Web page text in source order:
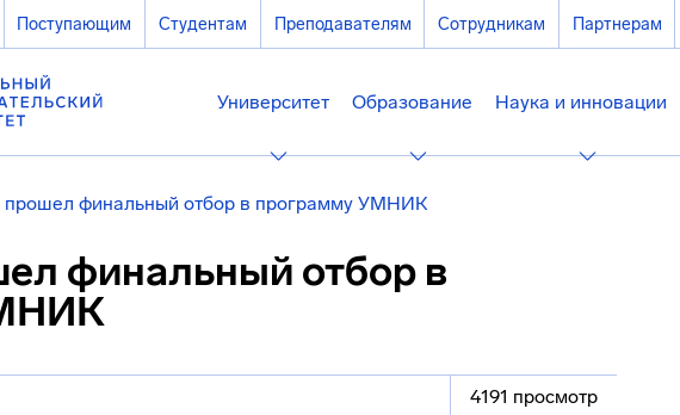
Поступающим Студентам Преподавателям Сотрудникам Партнерам
Университет Образование Наука и инновации
финальный отбор в программу УМНИК
финальный отбор в
4191 просмотр